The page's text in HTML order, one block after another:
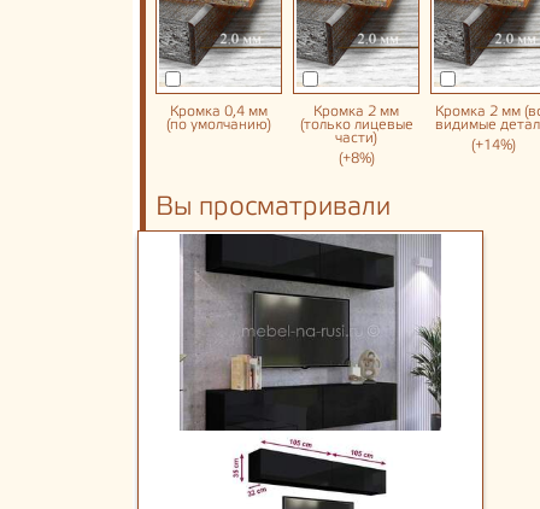
Кромка 0,4 мм
(по умолчанию)
Кромка 2 мм
(только лицевые
части)
(+8%)
Кромка 2 мм
видимые
(+14%)
Вы просматривали